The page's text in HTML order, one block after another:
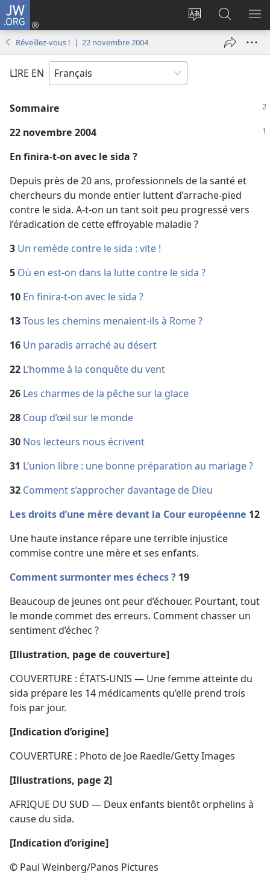
JW.ORG
Changer
langue
Se
connecter
nouvelle
sur
JW.ORG
Réveillez-vous ! | 22 novembre 2004
LIRE EN
Sommaire
22 novembre 2004
En finira-​t-​on avec le sida ?
Depuis près de 20 ans, professionnels de la santé et
chercheurs du monde entier luttent d’arrache-pied
contre le sida. A-​t-​on un tant soit peu progressé vers
l’éradication de cette effroyable maladie ?
3 Un remède contre le sida : vite !
5 Où en est-​on dans la lutte contre le sida ?
10 En finira-​t-​on avec le sida ?
13Tous les chemins menaient-​ils à Rome ?
16 Un paradis arraché au désert
22 L’homme à la conquête du vent
26 Les charmes de la pêche sur la glace
28 Coup d’œil sur le monde
30 Nos lecteurs nous écrivent
31 L’union libre : une bonne préparation au mariage ?
32 Comment s’approcher davantage de Dieu
Les droits d’une mère devant la Cour européenne 12
Une haute instance répare une terrible injustice
commise contre une mère et ses enfants.
Comment surmonter mes échecs ? 19
Beaucoup de jeunes ont peur d’échouer. Pourtant, tout
le monde commet des erreurs. Comment chasser un
sentiment d’échec ?
[Illustration, page de couverture]
COUVERTURE : ÉTATS-UNIS — Une femme atteinte du
sida prépare les 14 médicaments qu’elle prend trois
fois par jour.
[Indication d’origine]
COUVERTURE : Photo de Joe Raedle/Getty Images
[Illustrations, page 2]
AFRIQUE DU SUD — Deux enfants bientôt orphelins à
cause du sida.
[Indication d’origine]
© Paul Weinberg/Panos Pictures